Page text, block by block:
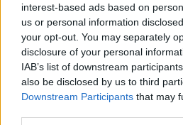
interest-based ads based on
us or personal information
your opt-out. You may separately
disclosure of your personal
IAB’s list of downstream
also be disclosed by us to third
Downstream Participants that may
06/08/2026 - 17:18 ΠΟΛΙΤΙΚΗ
Από τις 28 Αυγούστου η
Κάρτας Αγρότη μέσω της ΕΑΕ
06/08/2026 - 16:51 ΟΙΚΟΝΟΜΙΑ
Eurobank: Εξελίξεις και